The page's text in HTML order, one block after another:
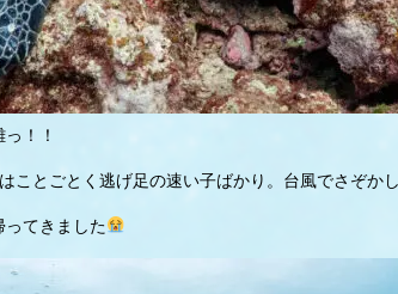
！！
ことごとく逃げ足の速い子ばかり。台風でさぞか
ってきました